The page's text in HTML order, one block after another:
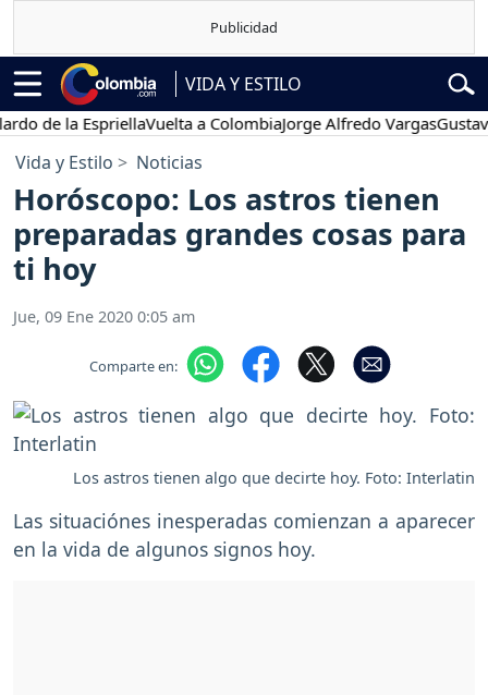
VIDA Y ESTILO
la EspriellaVuelta a ColombiaJorge Alfredo VargasGustavo
Vida y Estilo Noticias
Horóscopo: Los astros tienen
preparadas grandes cosas para
ti hoy
Jue, 09 Ene 2020 0:05 am
Comparte en:
Los astros tienen algo que decirte hoy. Foto: Interlatin
Las situaciónes inesperadas comienzan a aparecer
en la vida de algunos signos hoy.